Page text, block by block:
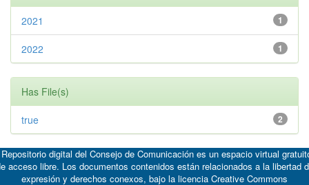
1
2021
1
2022
Has File(s)
2
true
digital del Consejo de Comunicación es un espacio virtual
acceso libre. Los documentos contenidos están relacionados a la libertad
expresión y derechos conexos, bajo la licencia Creative Commons